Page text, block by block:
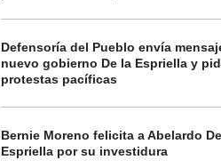
Defensoría del Pueblo envía
nuevo gobierno De la Espriella y
protestas pacíficas
Bernie Moreno felicita a Abelardo
Espriella por su investidura